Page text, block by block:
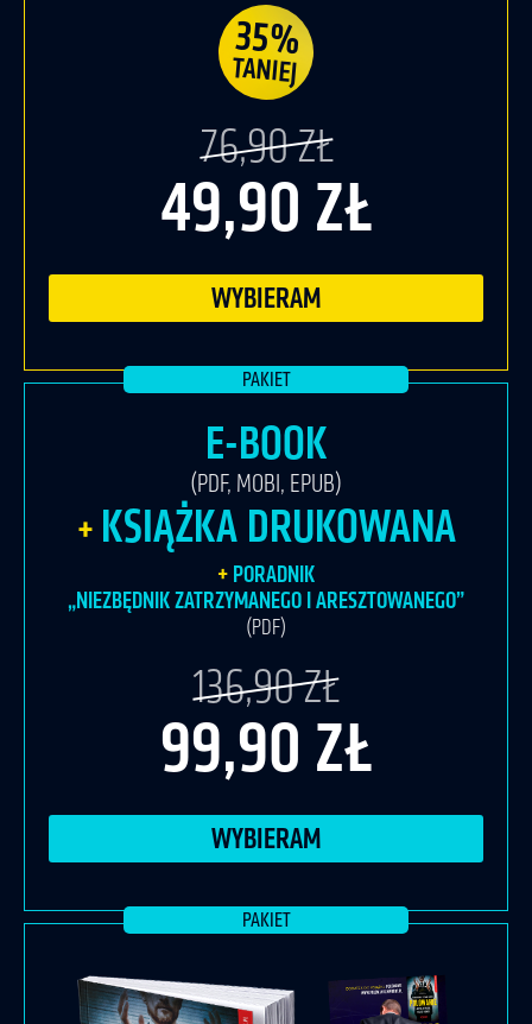
35%
TANIEJ
76,90 ZŁ
49,90 ZŁ
WYBIERAM
E-BOOK
(PDF, MOBI, EPUB)
KSIĄŻKA DRUKOWANA
PORADNIK
„NIEZBĘDNIK ZATRZYMANEGO I ARESZTOWANEGO”
(PDF)
136,90 ZŁ
99,90 ZŁ
WYBIERAM